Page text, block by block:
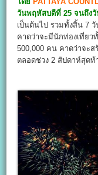
วันพฤหัสบดีที่ 25 จนถึง
เป็นต้นไป รวมทั้งสิ้น 7
คาดว่าจะมีนักท่องเที่ยว
500,000 คน คาดว่าจะส
ตลอดช่วง 2 สัปดาห์สุดท้